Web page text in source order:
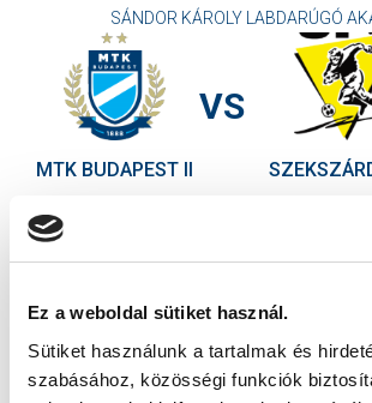
Ez a weboldal sütiket használ.
Sütiket használunk a tartalmak és
szabásához, közösségi funkciók
SÁNDOR KÁROLY LABDARÚGÓ
MTK BUDAPEST II
VS
MTK BUDAPEST HÍRLEVÉL